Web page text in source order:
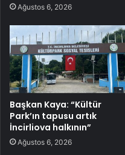
Ağustos 6, 2026
Başkan Kaya: “Kültür
Park’ın tapusu artık
İncirliova halkının”
Ağustos 6, 2026